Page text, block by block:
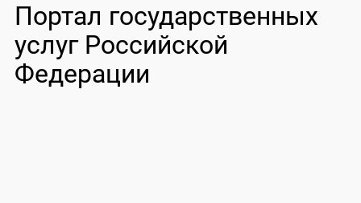
Портал государственных
услуг Российской
Федерации